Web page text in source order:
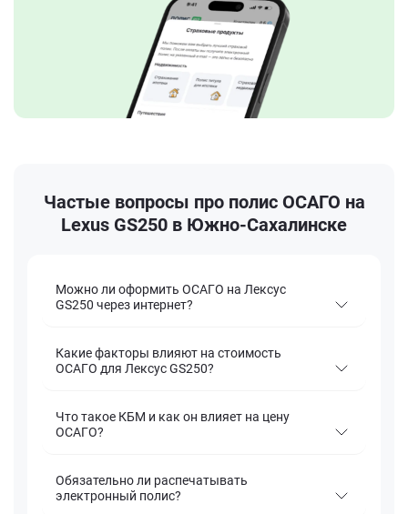
Частые вопросы про полис ОСАГО на
Lexus GS250 в Южно-Сахалинске
Можно ли оформить ОСАГО на Лексус
GS250 через интернет?
Какие факторы влияют на стоимость
ОСАГО для Лексус GS250?
Что такое КБМ и как он влияет на цену
ОСАГО?
Обязательно ли распечатывать
электронный полис?